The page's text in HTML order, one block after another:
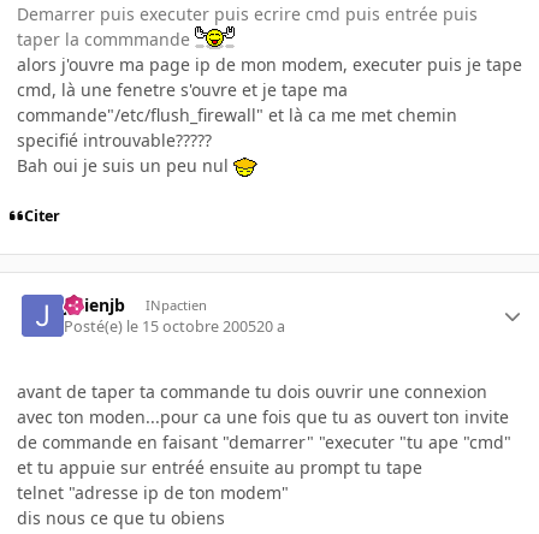
Demarrer puis executer puis ecrire cmd puis entrée puis
taper la commmande
alors j'ouvre ma page ip de mon modem, executer puis je tape
cmd, là une fenetre s'ouvre et je tape ma
commande"/etc/flush_firewall" et là ca me met chemin
specifié introuvable?????
Bah oui je suis un peu nul
Citer
julienjb INpactien
Posté(e) le 15 octobre 200520 a
avant de taper ta commande tu dois ouvrir une connexion
avec ton moden...pour ca une fois que tu as ouvert ton invite
de commande en faisant "demarrer" "executer "tu ape "cmd"
et tu appuie sur entréé ensuite au prompt tu tape
telnet "adresse ip de ton modem"
dis nous ce que tu obiens